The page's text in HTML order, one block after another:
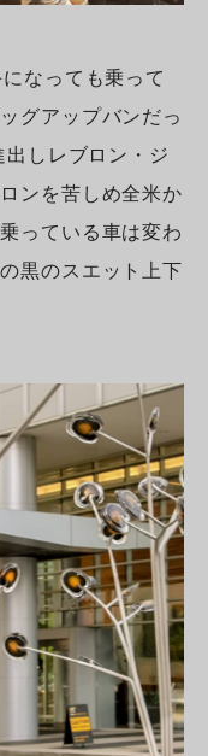
なっても乗って
グアップバンだっ
しレブロン・ジ
ンを苦しめ全米か
っている車は変わ
黒のスエット上下